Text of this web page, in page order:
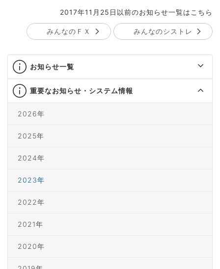
2017年11月25日以前のお知らせ一覧はこちら
みんなのＦＸ みんなのシストレ
お知らせ一覧
重要なお知らせ・システム情報
2026年
2025年
2024年
2023年
2022年
2021年
2020年